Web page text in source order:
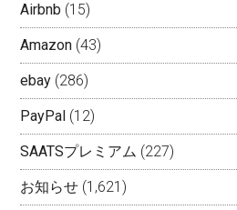
Airbnb (15)
Amazon (43)
ebay (286)
PayPal (12)
SAATSプレミアム (227)
お知らせ (1,621)